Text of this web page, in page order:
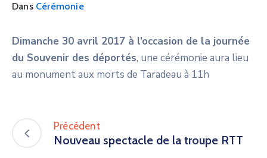
Dans Cérémonie
Dimanche 30 avril 2017 à l’occasion de la journée
du Souvenir des déportés, une cérémonie aura lieu
au monument aux morts de Taradeau à 11h
Précédent
Nouveau spectacle de la troupe RTT